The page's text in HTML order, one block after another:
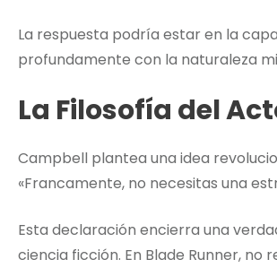
La respuesta podría estar en la
profundamente con la naturaleza
La Filosofía del
Campbell plantea una idea
«Francamente, no necesitas una
Esta declaración encierra una
ciencia ficción. En Blade Runner,